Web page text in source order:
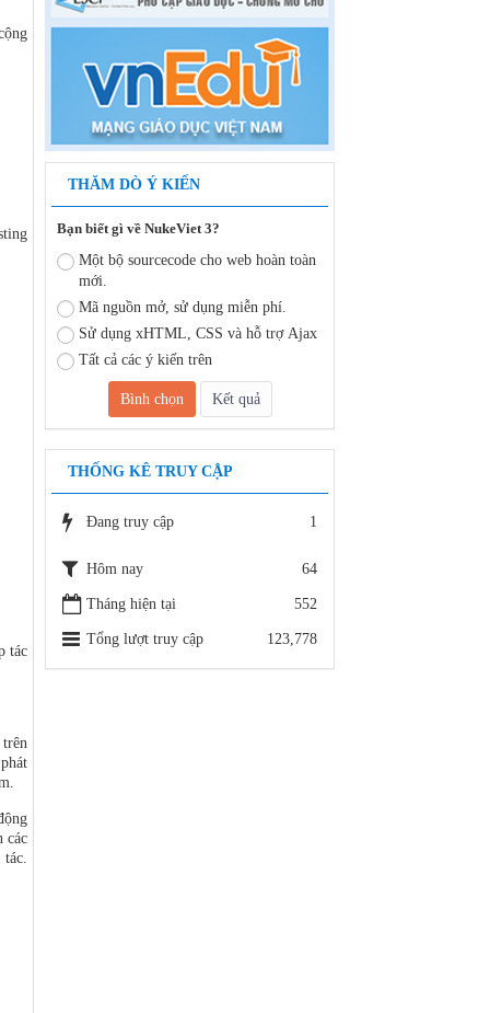
tác
các
THĂM DÒ Ý KIẾN
Bạn biết gì về NukeViet 3?
Một bộ sourcecode cho web hoàn toàn
mới.
Mã nguồn mở, sử dụng miễn phí.
Sử dụng xHTML, CSS và hỗ trợ Ajax
Tất cả các ý kiến trên
THỐNG KÊ TRUY CẬP
Đang truy cập 1
Hôm nay 64
Tháng hiện tại 552
Tổng lượt truy cập 123,778